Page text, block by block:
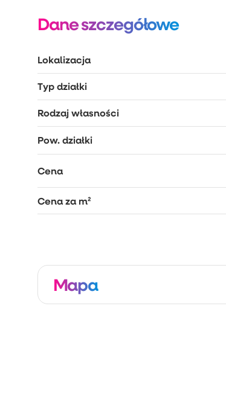
Dane szczegółowe
Lokalizacja
Typ działki
Rodzaj własności
Pow. działki
Cena
Cena za m²
Mapa